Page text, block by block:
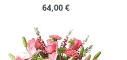
64,00€